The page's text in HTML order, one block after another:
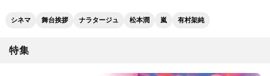
シネマ 舞台挨拶 ナラタージュ 松本潤 嵐 有村架純
特集